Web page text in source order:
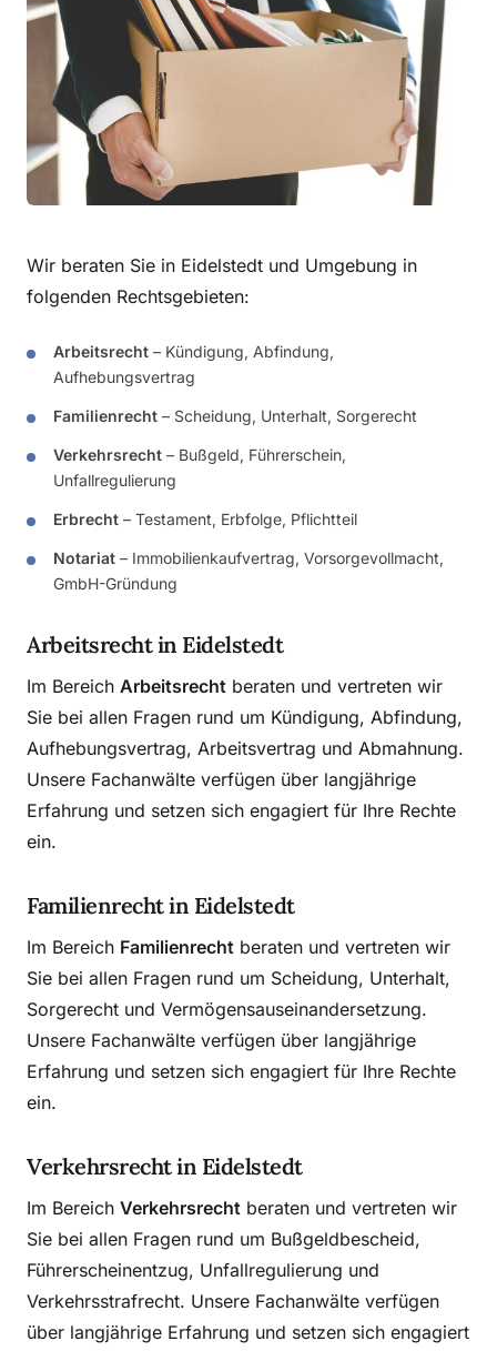
Wir beraten Sie in Eidelstedt und Umgebung in
folgenden Rechtsgebieten:
Arbeitsrecht – Kündigung, Abfindung,
Aufhebungsvertrag
Familienrecht – Scheidung, Unterhalt, Sorgerecht
Verkehrsrecht – Bußgeld, Führerschein,
Unfallregulierung
Erbrecht – Testament, Erbfolge, Pflichtteil
Notariat – Immobilienkaufvertrag, Vorsorgevollmacht,
GmbH-Gründung
Arbeitsrecht in Eidelstedt
Im Bereich Arbeitsrecht beraten und vertreten wir
Sie bei allen Fragen rund um Kündigung, Abfindung,
Aufhebungsvertrag, Arbeitsvertrag und Abmahnung.
Unsere Fachanwälte verfügen über langjährige
Erfahrung und setzen sich engagiert für Ihre Rechte
ein.
Familienrecht in Eidelstedt
Im Bereich Familienrecht beraten und vertreten wir
Sie bei allen Fragen rund um Scheidung, Unterhalt,
Sorgerecht und Vermögensauseinandersetzung.
Unsere Fachanwälte verfügen über langjährige
Erfahrung und setzen sich engagiert für Ihre Rechte
ein.
Verkehrsrecht in Eidelstedt
Im Bereich Verkehrsrecht beraten und vertreten wir
Sie bei allen Fragen rund um Bußgeldbescheid,
Führerscheinentzug, Unfallregulierung und
Verkehrsstrafrecht. Unsere Fachanwälte verfügen
über langjährige Erfahrung und setzen sich engagiert